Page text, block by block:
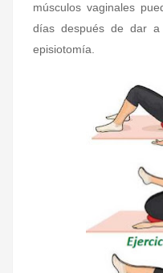
músculos vaginales
días después de dar
episiotomía.